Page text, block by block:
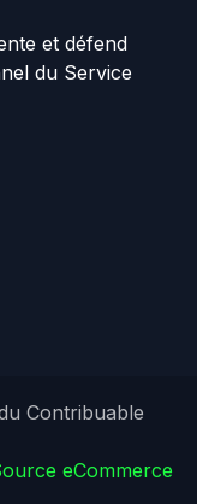
et défend
du Service
Contribuable
eCommerce